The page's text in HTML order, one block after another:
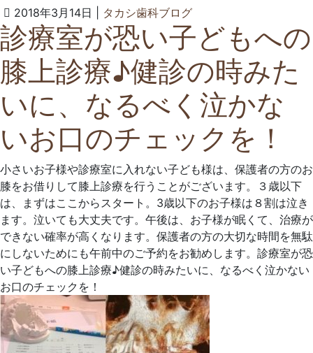
2018年3月14日 タカシ歯科ブログ2022
月
23
日
タ
シ
歯
科
ク
リ
ッ
ク
診療室が恐い子どもへの
膝上診療♪健診の時みた
いに、なるべく泣かな
いお口のチェックを！
小さいお子様や診療室に入れない子ども様は、保護者の方のお
膝をお借りして膝上診療を行うことがございます。３歳以下
は、まずはここからスタート。3歳以下のお子様は８割は泣き
ます。泣いても大丈夫です。午後は、お子様が眠くて、治療が
できない確率が高くなります。保護者の方の大切な時間を無駄
にしないためにも午前中のご予約をお勧めします。診療室が恐
い子どもへの膝上診療♪健診の時みたいに、なるべく泣かない
お口のチェックを！